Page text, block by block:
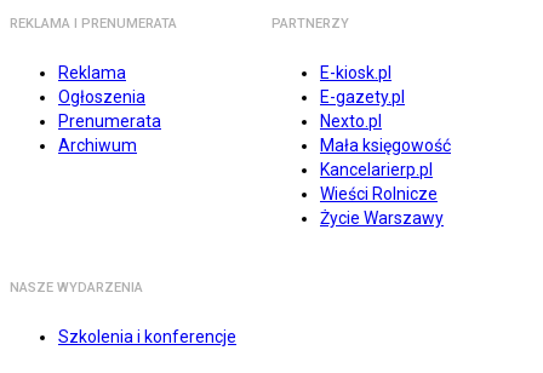
REKLAMA I PRENUMERATA
Reklama
Ogłoszenia
Prenumerata
Archiwum
PARTNERZY
E-kiosk.pl
E-gazety.pl
Nexto.pl
Mała księgowość
Kancelarierp.pl
Wieści Rolnicze
Życie Warszawy
NASZE WYDARZENIA
Szkolenia i konferencje